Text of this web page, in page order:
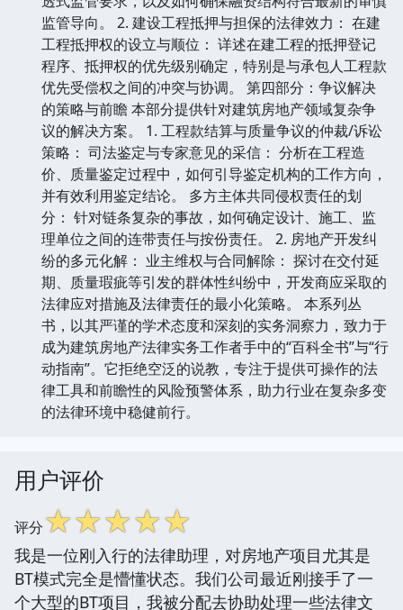
监管导向。 2. 建设工程抵押与担保的法律效力： 在建
工程抵押权的设立与顺位： 详述在建工程的抵押登记
程序、抵押权的优先级别确定，特别是与承包人工程款
优先受偿权之间的冲突与协调。 第四部分：争议解决
的策略与前瞻 本部分提供针对建筑房地产领域复杂争
议的解决方案。 1. 工程款结算与质量争议的仲裁/诉讼
策略： 司法鉴定与专家意见的采信： 分析在工程造
价、质量鉴定过程中，如何引导鉴定机构的工作方向，
并有效利用鉴定结论。 多方主体共同侵权责任的划
分： 针对链条复杂的事故，如何确定设计、施工、监
理单位之间的连带责任与按份责任。 2. 房地产开发纠
纷的多元化解： 业主维权与合同解除： 探讨在交付延
期、质量瑕疵等引发的群体性纠纷中，开发商应采取的
法律应对措施及法律责任的最小化策略。 本系列丛
书，以其严谨的学术态度和深刻的实务洞察力，致力于
成为建筑房地产法律实务工作者手中的“百科全书”与“行
动指南”。它拒绝空泛的说教，专注于提供可操作的法
律工具和前瞻性的风险预警体系，助力行业在复杂多变
的法律环境中稳健前行。
用户评价
评分☆☆☆☆☆
我是一位刚入行的法律助理，对房地产项目尤其是
BT模式完全是懵懂状态。我们公司最近刚接手了一
个大型的BT项目，我被分配去协助处理一些法律文